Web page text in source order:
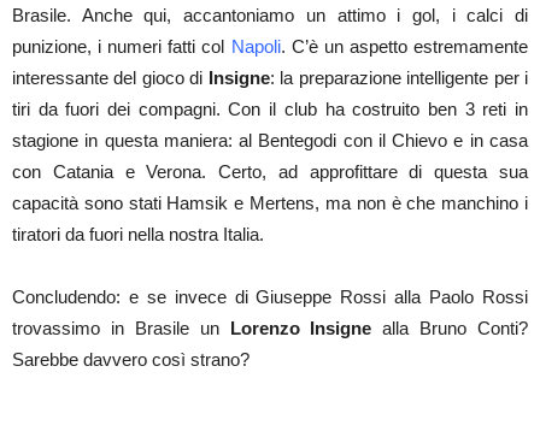
Brasile. Anche qui, accantoniamo un attimo i gol, i calci di
punizione, i numeri fatti col Napoli. C’è un aspetto estremamente
interessante del gioco di Insigne: la preparazione intelligente per i
tiri da fuori dei compagni. Con il club ha costruito ben 3 reti in
stagione in questa maniera: al Bentegodi con il Chievo e in casa
con Catania e Verona. Certo, ad approfittare di questa sua
capacità sono stati Hamsik e Mertens, ma non è che manchino i
tiratori da fuori nella nostra Italia.
Concludendo: e se invece di Giuseppe Rossi alla Paolo Rossi
trovassimo in Brasile un Lorenzo Insigne alla Bruno Conti?
Sarebbe davvero così strano?